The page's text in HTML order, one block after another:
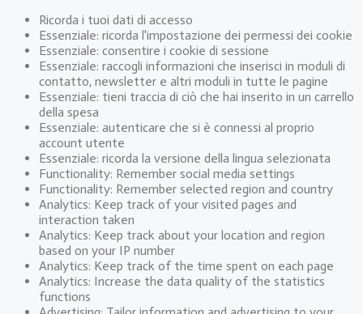
Ricorda i tuoi dati di accesso
Essenziale: ricorda l'impostazione dei permessi dei cookie
Essenziale: consentire i cookie di sessione
Essenziale: raccogli informazioni che inserisci in moduli di
contatto, newsletter e altri moduli in tutte le pagine
Essenziale: tieni traccia di ciò che hai inserito in un carrello
della spesa
Essenziale: autenticare che si è connessi al proprio
account utente
Essenziale: ricorda la versione della lingua selezionata
Functionality: Remember social media settings
Functionality: Remember selected region and country
Analytics: Keep track of your visited pages and
interaction taken
Analytics: Keep track about your location and region
based on your IP number
Analytics: Keep track of the time spent on each page
Analytics: Increase the data quality of the statistics
functions